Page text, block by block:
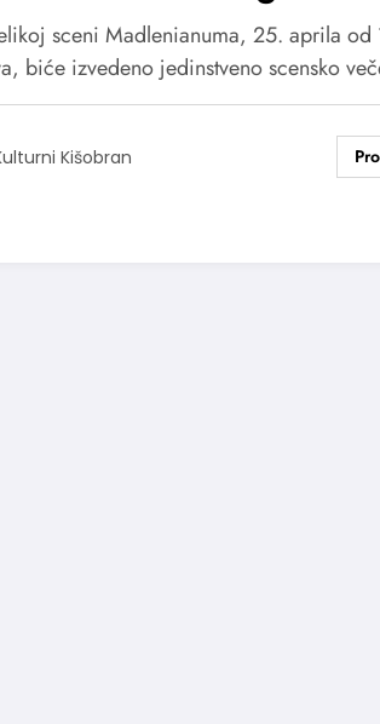
sceni Madlenianuma, 25. aprila od
biće izvedeno jedinstveno scensko
Kišobran